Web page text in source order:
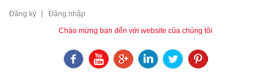
Đăng ký
Đăng nhập
Chào mừng bạn đến với website của chúng tôi